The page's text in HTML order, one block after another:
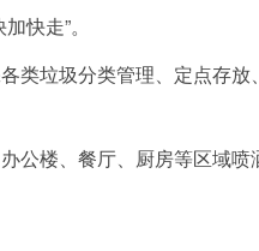
快走”。
类垃圾分类管理、定点存
楼、餐厅、厨房等区域喷